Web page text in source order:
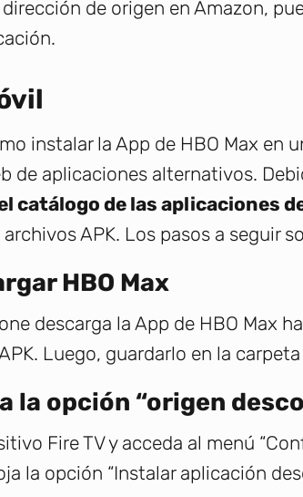
de origen en Amazon,
instalar la App de HBO Max en
de aplicaciones alternativos.
catálogo de las aplicaciones
APK. Los pasos a seguir
HBO Max
descarga la App de HBO Max
Luego, guardarlo en la
la opción “origen
Fire TV y acceda al menú
la opción “Instalar aplicación